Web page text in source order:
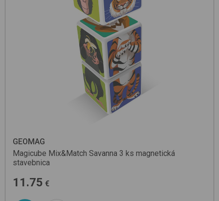
GEOMAG
Magicube Mix&Match Savanna 3 ks magnetická
stavebnica
11.75 €